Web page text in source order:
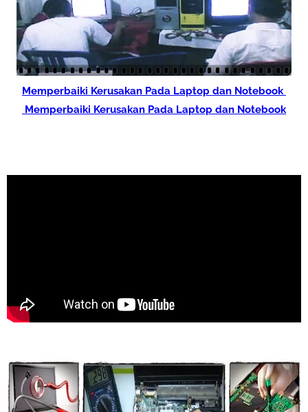
Memperbaiki Kerusakan Pada Laptop dan Notebook
Memperbaiki Kerusakan Pada Laptop dan Notebook